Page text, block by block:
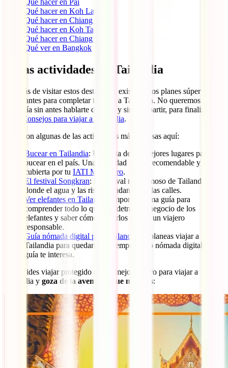
Qué hacer en Pai
Qué hacer en Koh Lanta
Qué hacer en Chiang Rai
Qué hacer en Koh Tao
Qué hacer en Chiang Mai
Qué ver en Bangkok
Otras actividades en Tailandia
Además de visitar estos destinazos, existen otros planes súper
interesantes para completar tu viaje a Tailandia. No queremos acabar
esta guía sin antes hablarte de ellos y sin compartir, para finalizar,
Consejos para viajar a Tailandia.
Estas son algunas de las actividades más famosas aquí:
Bucear en Tailandia: Una lista de los mejores lugares para
bucear en el país. Una actividad 100% recomendable y
cubierta por tu IATI Mochilero.
El festival Songkran: El festival más famoso de Tailandia
donde el agua y las risas inundan todas las calles.
Ver elefantes en Tailandia
: Importantísima guía para
comprender todo lo que hay detrás del negocio de los
elefantes y saber cómo visitarlos siendo un viajero
responsable.
Guía nómada digital para Tailandia
: Si planeas viajar a
Tailandia para quedarte un tiempo como nómada digital, esta
guía te interesa.
No olvides viajar protegido con el mejor seguro para viajar a
Tailandia y goza de la aventura que mereces: